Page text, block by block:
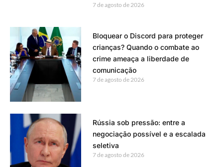
7 de agosto de 2026
Bloquear o Discord para proteger
crianças? Quando o combate ao
crime ameaça a liberdade de
comunicação
7 de agosto de 2026
Rússia sob pressão: entre a
negociação possível e a escalada
seletiva
7 de agosto de 2026